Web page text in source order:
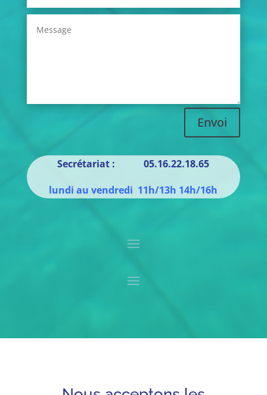
Envoi
Secrétariat : 05.16.22.18.65
lundi au vendredi 11h/13h 14h/16h